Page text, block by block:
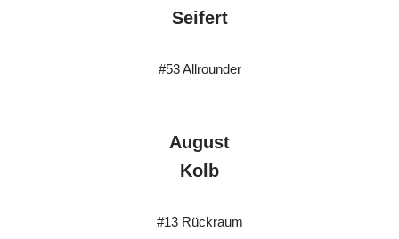
Seifert
#53 Allrounder
August
Kolb
#13 Rückraum